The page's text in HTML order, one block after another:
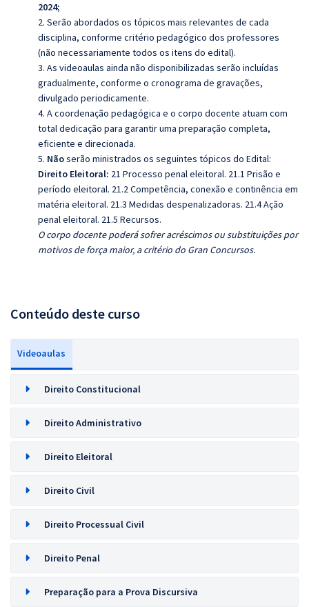
2024;
2. Serão abordados os tópicos mais relevantes de cada
disciplina, conforme critério pedagógico dos professores
(não necessariamente todos os itens do edital).
3. As videoaulas ainda não disponibilizadas serão incluídas
gradualmente, conforme o cronograma de gravações,
divulgado periodicamente.
4. A coordenação pedagógica e o corpo docente atuam com
total dedicação para garantir uma preparação completa,
eficiente e direcionada.
5. Nãoserão ministrados os seguintes tópicos do Edital:
Direito Eleitoral: 21 Processo penal eleitoral. 21.1 Prisão e
período eleitoral. 21.2 Competência, conexão e continência em
matéria eleitoral. 21.3 Medidas despenalizadoras. 21.4 Ação
penal eleitoral. 21.5 Recursos.
O corpo docente poderá sofrer acréscimos ou substituições por
motivos de força maior, a critério do Gran Concursos.
Conteúdo deste curso
Videoaulas
Direito Constitucional
Direito Administrativo
Direito Eleitoral
Direito Civil
Direito Processual Civil
Direito Penal
Preparação para a Prova Discursiva